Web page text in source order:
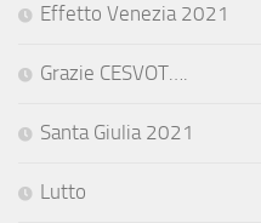
Effetto Venezia 2021
Grazie CESVOT….
Santa Giulia 2021
Lutto